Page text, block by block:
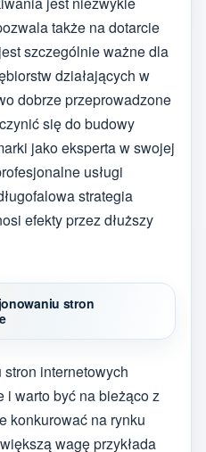
także na dotarcie
szczególnie ważne dla
działających w
dobrze przeprowadzone
się do budowy
jako eksperta w swojej
usługi
strategia
efekty przez dłuższy
stron
internetowych
warto być na bieżąco z
konkurować na rynku
wagę przykłada